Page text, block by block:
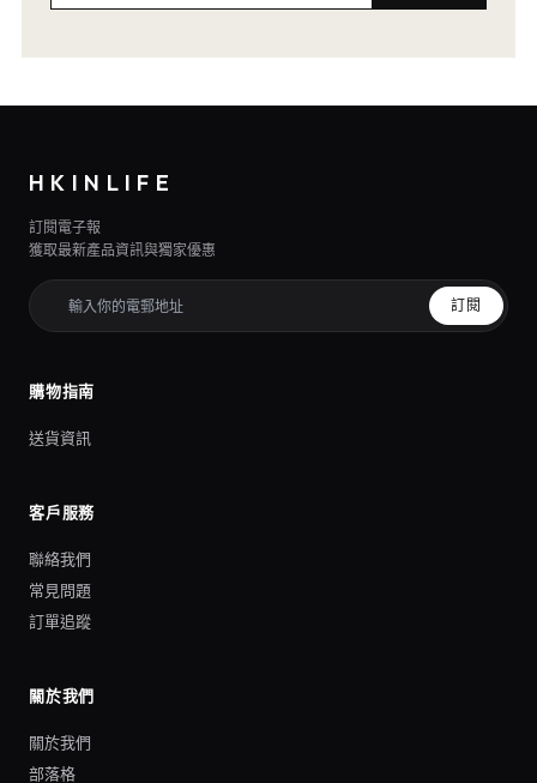
HKINLIFE
訂閱電子報
獲取最新產品資訊與獨家優惠
訂閱
購物指南
送貨資訊
客戶服務
聯絡我們
常見問題
訂單追蹤
關於我們
關於我們
部落格